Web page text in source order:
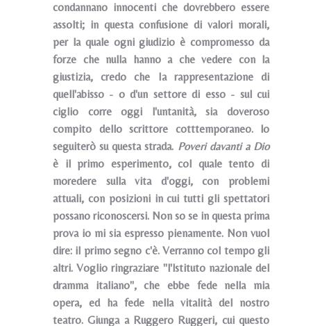
condannano innocenti che dovrebbero essere
assolti; in questa confusione di valori morali,
per la quale ogni giudizio è compromesso da
forze che nulla hanno a che vedere con la
giustizia, credo che Ia rappresentazione di
quell'abisso - o d'un settore di esso - sul cui
ciglio corre oggi l'untanità, sia doveroso
compito dello scrittore cotttemporaneo. lo
seguiterò su questa strada. Poveri davanti a Dio
è il primo esperimento, col quale tento di
moredere sulla vita d'oggi, con problemi
attuali, con posizioni in cui tutti gli spettatori
possano riconoscersi. Non so se in questa prima
prova io mi sia espresso pienamente. Non vuol
dire: il primo segno c'è. Verranno col tempo gli
altri. Voglio ringraziare "l'lstituto nazionale del
dramma italiano", che ebbe fede nella mia
opera, ed ha fede nella vitalità del nostro
teatro. Giunga a Ruggero Ruggeri, cui questo